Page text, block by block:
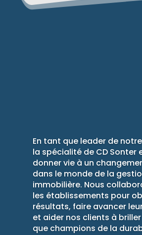
En tant que leader de
la spécialité de CD Sonter
donner vie à un
dans le monde de la
immobilière. Nous
les établissements pour
résultats, faire avancer
et aider nos clients à
que champions de la